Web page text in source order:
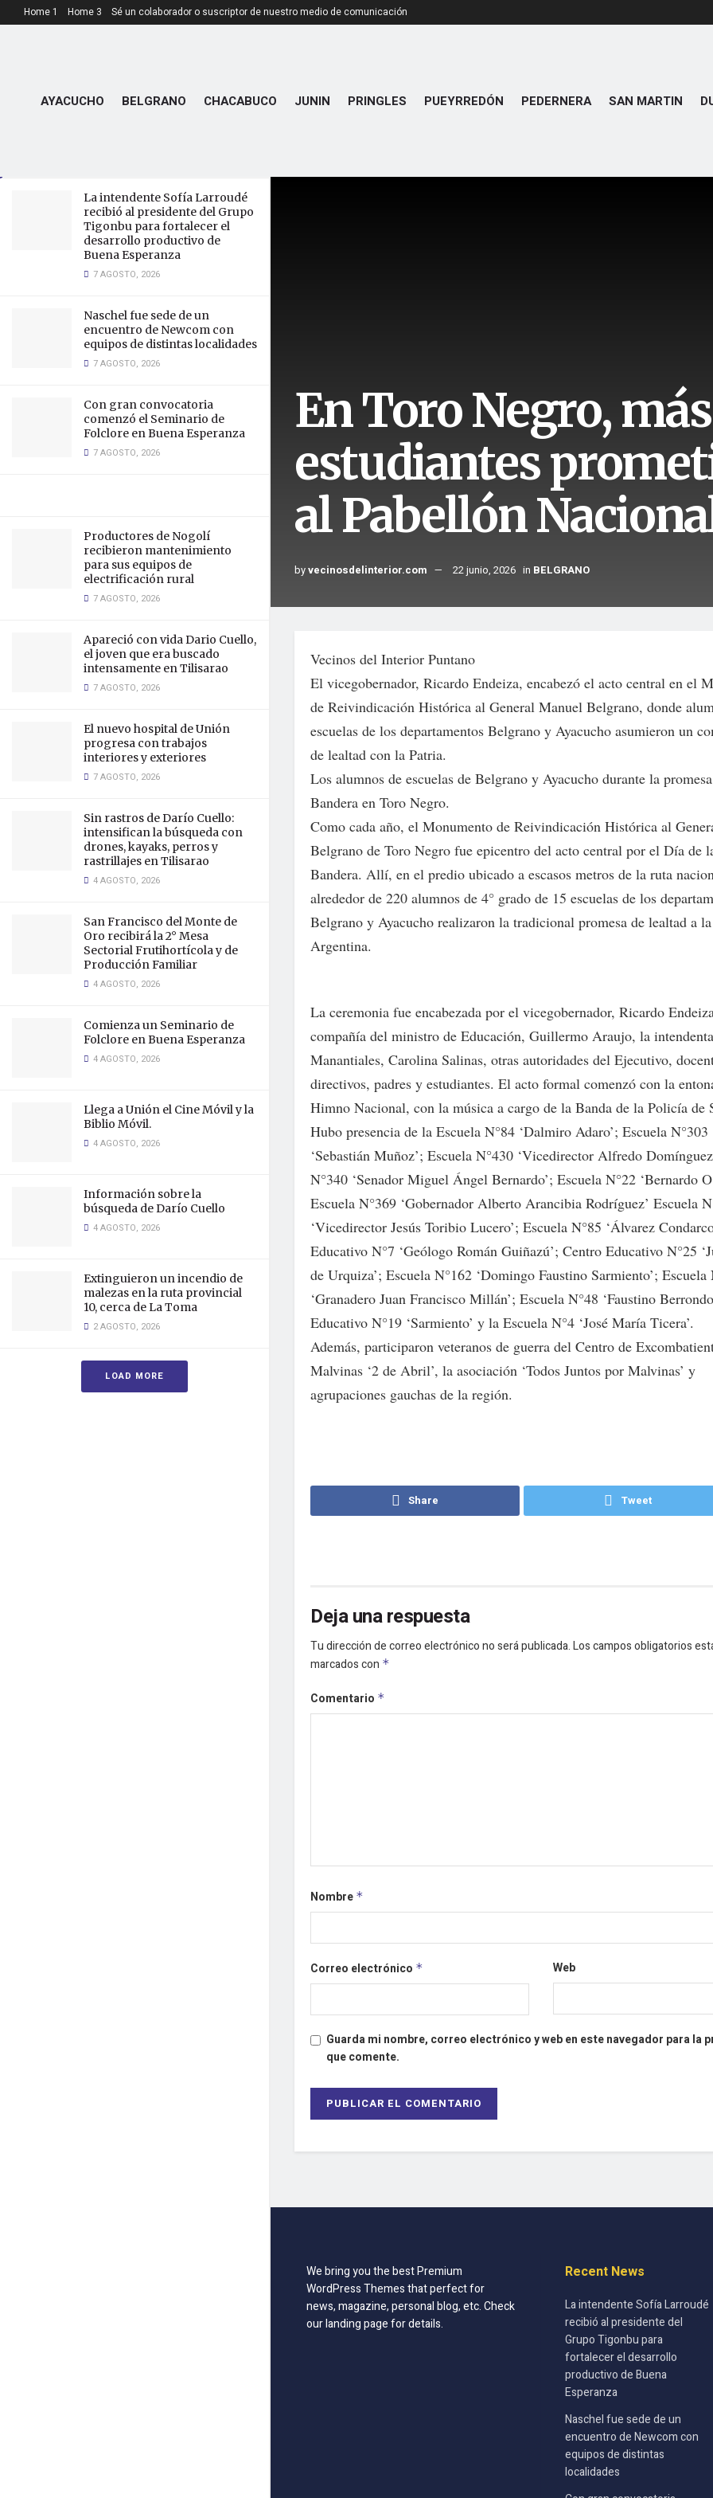
LATEST TRENDING
En Toro Negro, más de 200
estudiantes prometieron
La intendente Sofía Larroudé
recibió al presidente del Grupo
Tigonbu para fortalecer el
desarrollo productivo de
Buena Esperanza
7 AGOSTO, 2026
Naschel fue sede de un
encuentro de Newcom con
equipos de distintas localidades
7 AGOSTO, 2026
Con gran convocatoria
comenzó el Seminario de
Folclore en Buena Esperanza
7 AGOSTO, 2026
Productores de Nogolí
recibieron mantenimiento
para sus equipos de
electrificación rural
7 AGOSTO, 2026
Apareció con vida Dario Cuello,
el joven que era buscado
intensamente en Tilisarao
7 AGOSTO, 2026
El nuevo hospital de Unión
progresa con trabajos
interiores y exteriores
7 AGOSTO, 2026
Sin rastros de Darío Cuello:
intensifican la búsqueda con
drones, kayaks, perros y
rastrillajes en Tilisarao
4 AGOSTO, 2026
San Francisco del Monte de
Oro recibirá la 2° Mesa
Sectorial Frutihortícola y de
Producción Familiar
4 AGOSTO, 2026
Comienza un Seminario de
Folclore en Buena Esperanza
4 AGOSTO, 2026
Llega a Unión el Cine Móvil y la
Biblio Móvil.
4 AGOSTO, 2026
Información sobre la
búsqueda de Darío Cuello
4 AGOSTO, 2026
Extinguieron un incendio de
malezas en la ruta provincial
10, cerca de La Toma
2 AGOSTO, 2026
LOAD MORE
Home 1 Home 3 Sé un colaborador o suscriptor de nuestro medio de comunicación
AYACUCHO BELGRANO CHACABUCO JUNIN PRINGLES PUEYRREDÓN PEDERNERA SAN MARTIN
En Toro Negro,
estudiantes
al Pabellón
byvecinosdelinterior.com 22 junio, 2026 in BELGRANO
Vecinos del Interior Puntano
El vicegobernador, Ricardo Endeiza, encabezó el acto central en el
de Reivindicación Histórica al General Manuel Belgrano, donde
escuelas de los departamentos Belgrano y Ayacucho asumieron un
de lealtad con la Patria.
Los alumnos de escuelas de Belgrano y Ayacucho durante la
Bandera en Toro Negro.
Como cada año, el Monumento de Reivindicación Histórica al
Belgrano de Toro Negro fue epicentro del acto central por el Día de
Bandera. Allí, en el predio ubicado a escasos metros de la ruta
alrededor de 220 alumnos de 4° grado de 15 escuelas de los
Belgrano y Ayacucho realizaron la tradicional promesa de lealtad a
Argentina.
La ceremonia fue encabezada por el vicegobernador, Ricardo
compañía del ministro de Educación, Guillermo Araujo, la
Manantiales, Carolina Salinas, otras autoridades del Ejecutivo,
directivos, padres y estudiantes. El acto formal comenzó con la
Himno Nacional, con la música a cargo de la Banda de la Policía de
Hubo presencia de la Escuela N°84 ‘Dalmiro Adaro’; Escuela N°303
‘Sebastián Muñoz’; Escuela N°430 ‘Vicedirector Alfredo
N°340 ‘Senador Miguel Ángel Bernardo’; Escuela N°22 ‘Bernardo
Escuela N°369 ‘Gobernador Alberto Arancibia Rodríguez’ Escuela
‘Vicedirector Jesús Toribio Lucero’; Escuela N°85 ‘Álvarez
Educativo N°7 ‘Geólogo Román Guiñazú’; Centro Educativo N°25
de Urquiza’; Escuela N°162 ‘Domingo Faustino Sarmiento’; Escuela
‘Granadero Juan Francisco Millán’; Escuela N°48 ‘Faustino
Educativo N°19 ‘Sarmiento’ y la Escuela N°4 ‘José María Ticera’.
Además, participaron veteranos de guerra del Centro de
Malvinas ‘2 de Abril’, la asociación ‘Todos Juntos por Malvinas’ y
agrupaciones gauchas de la región.
Share Tweet
Deja una respuesta
Tu dirección de correo electrónico no será publicada.Los campos obligatorios
marcados con *
Comentario *
Nombre *
Correo electrónico * Web
Guarda mi nombre, correo electrónico y web en este navegador para la
que comente.
We bring you the best Premium
WordPress Themes that perfect for
news, magazine, personal blog, etc. Check
our landing page for details.
Recent News
La intendente Sofía Larroudé
recibió al presidente del
Grupo Tigonbu para
fortalecer el desarrollo
productivo de Buena
Esperanza
Naschel fue sede de un
encuentro de Newcom con
equipos de distintas
localidades